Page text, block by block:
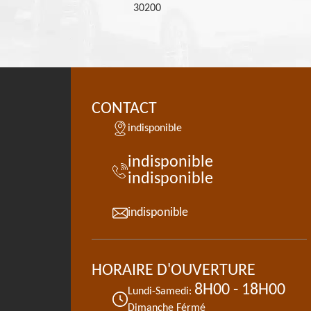
30200
CONTACT
indisponible
indisponible
indisponible
indisponible
HORAIRE D'OUVERTURE
Lundi-Samedi: 8H00 - 18H00
Dimanche Férmé